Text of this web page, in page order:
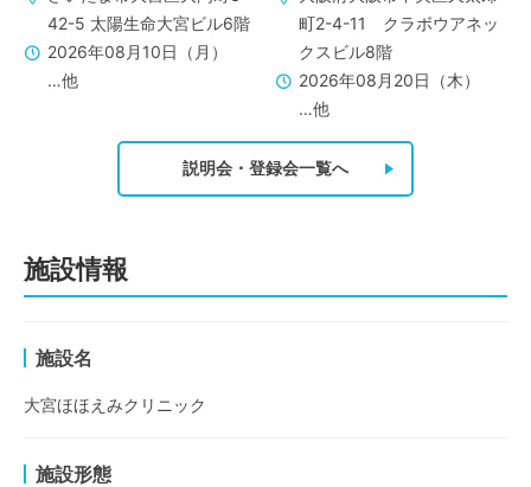
42-5 太陽生命大宮ビル6階
2026年08月10日（月）
…他
町2-4-11 クラボウアネッ
クスビル8階
2026年08月20日（木）
…他
説明会・登録会一覧へ
施設情報
施設名
大宮ほほえみクリニック
施設形態